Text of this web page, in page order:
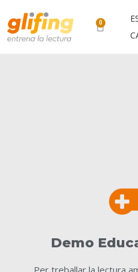
0
Demo
Per treballar la lectura